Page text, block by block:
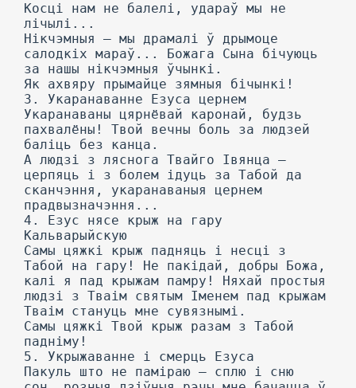
Косці нам не балелі, удараў мы не
лічылі...
Нікчэмныя — мы драмалі ў дрымоце
салодкіх мараў... Божага Сына бічуюць
за нашы нікчэмныя ўчынкі.
Як ахвяру прымайце зямныя бічынкі!
3. Укаранаванне Езуса цернем
Укаранаваны цярнёвай каронай, будзь
пахвалёны! Твой вечны боль за людзей
баліць без канца.
А людзі з ляснога Твайго Івянца —
церпяць і з болем ідуць за Табой да
сканчэння, укаранаваныя цернем
прадвызначэння...
4. Езус нясе крыж на гару
Кальварыйскую
Самы цяжкі крыж падняць і несці з
Табой на гару! He пакідай, добры Божа,
калі я пад крыжам памру! Няхай простыя
людзі з Тваім святым Іменем пад крыжам
Тваім стануць мне сувязнымі.
Самы цяжкі Твой крыж разам з Табой
падніму!
5. Укрыжаванне і смерць Езуса
Пакуль што не паміраю — сплю і сню